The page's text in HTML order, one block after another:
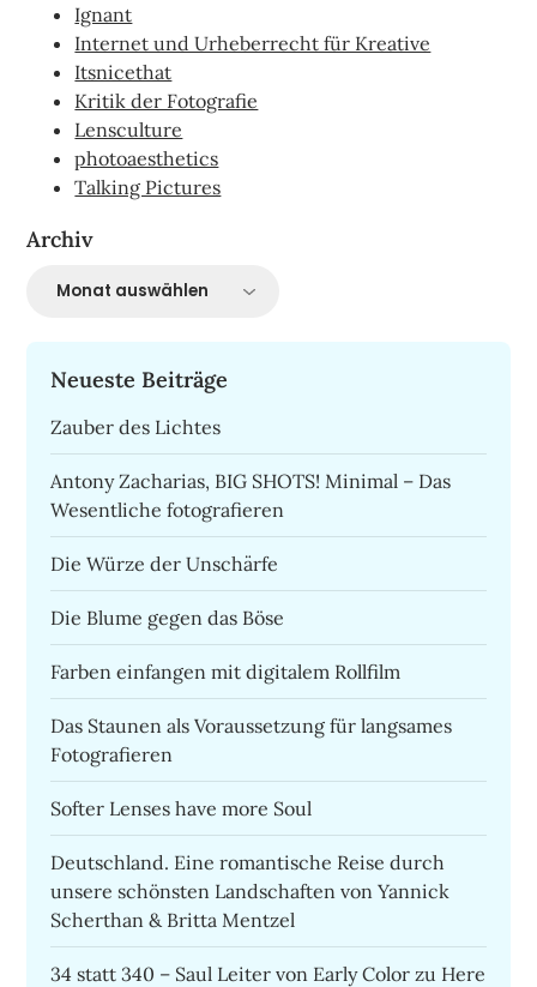
Ignant
Internet und Urheberrecht für Kreative
Itsnicethat
Kritik der Fotografie
Lensculture
photoaesthetics
Talking Pictures
Archiv
Neueste Beiträge
Zauber des Lichtes
Antony Zacharias, BIG SHOTS! Minimal – Das
Wesentliche fotografieren
Die Würze der Unschärfe
Die Blume gegen das Böse
Farben einfangen mit digitalem Rollfilm
Das Staunen als Voraussetzung für langsames
Fotografieren
Softer Lenses have more Soul
Deutschland. Eine romantische Reise durch
unsere schönsten Landschaften von Yannick
Scherthan & Britta Mentzel
34 statt 340 – Saul Leiter von Early Color zu Here